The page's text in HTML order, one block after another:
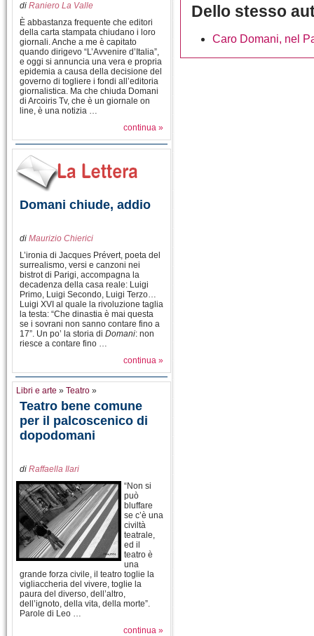
di Raniero La Valle
È abbastanza frequente che editori
della carta stampata chiudano i loro
giornali. Anche a me è capitato
quando dirigevo “L’Avvenire d’Italia”,
e oggi si annuncia una vera e propria
epidemia a causa della decisione del
governo di togliere i fondi all’editoria
giornalistica. Ma che chiuda Domani
di Arcoiris Tv, che è un giornale on
line, è una notizia …
continua »
Domani chiude, addio
di Maurizio Chierici
L’ironia di Jacques Prévert, poeta del
surrealismo, versi e canzoni nei
bistrot di Parigi, accompagna la
decadenza della casa reale: Luigi
Primo, Luigi Secondo, Luigi Terzo…
Luigi XVI al quale la rivoluzione taglia
la testa: “Che dinastia è mai questa
se i sovrani non sanno contare fino a
17”. Un po’ la storia di Domani: non
riesce a contare fino …
continua »
Libri e arte » Teatro »
Teatro bene comune
per il palcoscenico di
dopodomani
di Raffaella Ilari
“Non si
può
bluffare
se c’è una
civiltà
teatrale,
ed il
teatro è
una
grande forza civile, il teatro toglie la
vigliaccheria del vivere, toglie la
paura del diverso, dell’altro,
dell’ignoto, della vita, della morte”.
Parole di Leo …
continua »
Dello stesso
Caro Domani, nel